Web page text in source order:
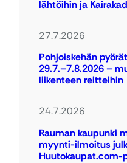
lähtöihin ja
27.7.2026
Pohjoiskehän
29.7.–7.8.2026 –
liikenteen reitteihin
24.7.2026
Rauman kaupunki
myynti-ilmoitus
Huutokaupat.com-